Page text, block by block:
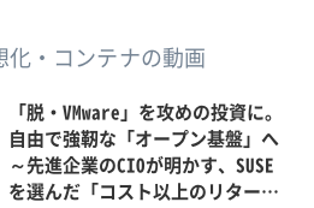
化・コンテナの動画
「脱・VMware」を攻めの投資に。
自由で強靭な「オープン基盤」へ
～先進企業のCIOが明かす、SUSE
を選んだ「コスト以上のリター…